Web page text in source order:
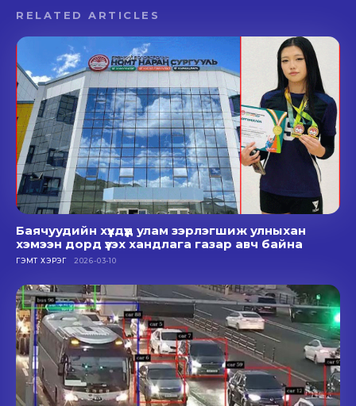
RELATED ARTICLES
Баячуудийн хүүхдүүд улам зэрлэгшиж улныхан
хэмээн дорд үзэх хандлага газар авч байна
ГЭМТ ХЭРЭГ 2026-03-10